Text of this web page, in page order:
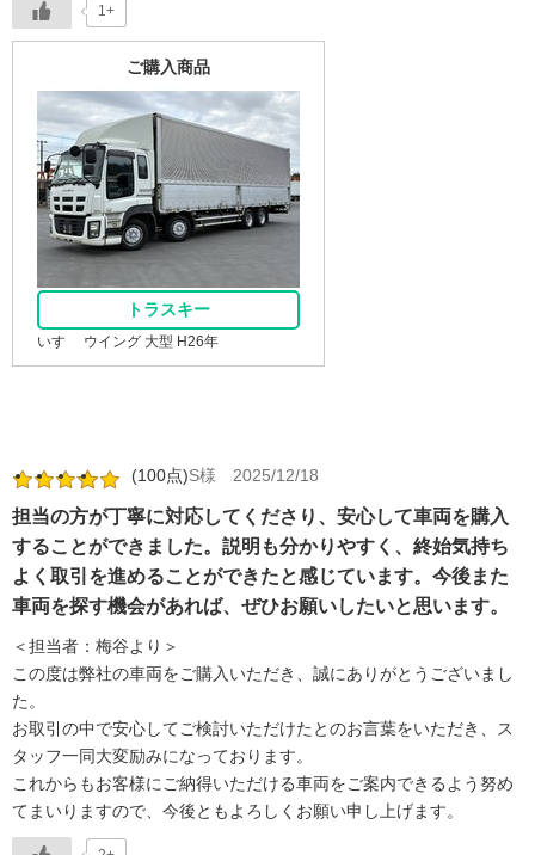
1+
ご購入商品
トラスキー
いすゞ ウイング 大型 H26年
(100点)S様 2025/12/18
担当の方が丁寧に対応してくださり、安心して車両を購入
することができました。説明も分かりやすく、終始気持ち
よく取引を進めることができたと感じています。今後また
車両を探す機会があれば、ぜひお願いしたいと思います。
＜担当者：梅谷より＞
この度は弊社の車両をご購入いただき、誠にありがとうございまし
た。
お取引の中で安心してご検討いただけたとのお言葉をいただき、ス
タッフ一同大変励みになっております。
これからもお客様にご納得いただける車両をご案内できるよう努め
てまいりますので、今後ともよろしくお願い申し上げます。